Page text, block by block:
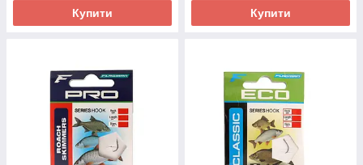
Купити Купити